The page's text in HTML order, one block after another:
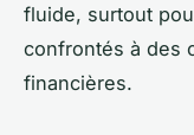
fluide, surtout
confrontés à des
financières.